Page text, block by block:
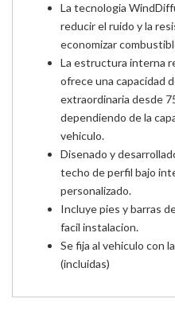
La tecnologia
reducir el ruido y la
economizar
La estructura interna
ofrece una capacidad
extraordinaria desde
dependiendo de la
vehiculo.
Disenado y
techo de perfil bajo
personalizado.
Incluye pies y barras
facil instalacion.
Se fija al vehiculo con
(incluidas)